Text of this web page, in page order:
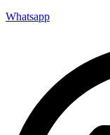
Whatsapp